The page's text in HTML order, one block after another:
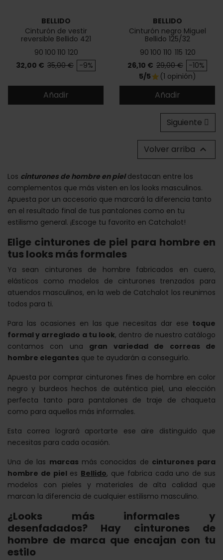
BELLIDO
Cinturón de vestir
reversible Bellido 421
90 100 110 120
Precio
32,00 € Precio base
35,00 € -9%
Añadir
BELLIDO
Cinturón negro Miguel
Bellido 125/32
90 100 110 115 120
Precio
26,10 € Precio base
29,00 € -10%
5/5star (1 opinión)
Añadir
Siguiente
Volver arriba 
Los cinturones de hombre en pieldestacan entre los
complementos que más visten en los looks masculinos.
Apuesta por un accesorio que marcará la diferencia tanto
en el resultado final de tus pantalones como en tu
estilismo general. ¡Escoge tu favorito en Catchalot!
Elige cinturones de piel para hombre en
tus looks más formales
Ya sean cinturones de hombre fabricados en cuero,
elásticos como modelos de cinturones trenzados para
atuendos masculinos, en la web de Catchalot los reunimos
todos para ti.
Para las ocasiones en las que necesitas dar ese toque
formal y arreglado a tu look, dentro de nuestro catálogo
contamos con una gran variedad de correas de
hombre elegantes que te ayudarán a conseguirlo.
Apuesta por comprar cinturones fines de hombre en color
negro y burdeos hechos de auténtica piel, una elección
perfecta tanto para pantalones de traje de chaqueta
como para aquellos más informales.
Esta correa logrará aportarte ese aire distinguido que
necesitas para cada ocasión.
Una de las marcas más conocidas de cinturones para
hombre de piel es Bellido, que fabrica cada uno de sus
modelos con pieles y materiales de alta calidad que
marcan la diferencia de cualquier estilismo masculino.
¿Looks más informales y
desenfadados? Hay cinturones de
hombre de marca que encajan con tu
estilo